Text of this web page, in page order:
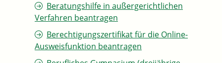
Beratungshilfe in außergerichtlichen
Verfahren beantragen
Berechtigungszertifikat für die Online-
Ausweisfunktion beantragen